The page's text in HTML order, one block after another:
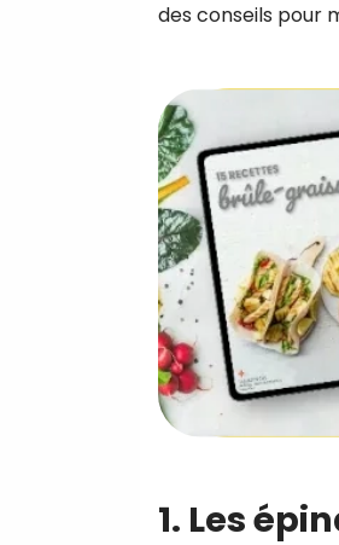
des conseils pour
1. Les